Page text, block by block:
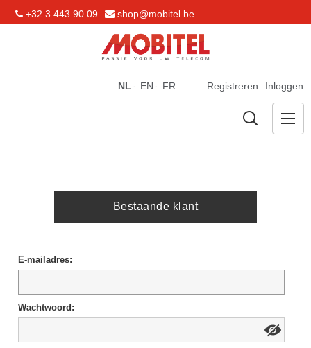
+32 3 443 90 09 shop@mobitel.be
Registreren Inloggen
NL EN FR
Bestaande klant
E-mailadres:
Wachtwoord: